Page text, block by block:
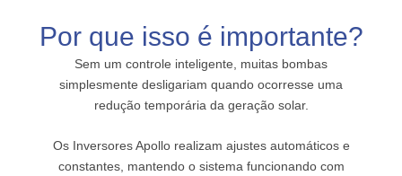
Por que isso é importante?
Sem um controle inteligente, muitas bombas
simplesmente desligariam quando ocorresse uma
redução temporária da geração solar.
Os Inversores Apollo realizam ajustes automáticos e
constantes, mantendo o sistema funcionando com